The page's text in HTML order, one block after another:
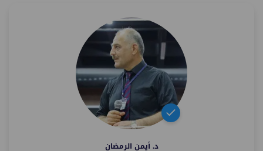
د. أيمن الرمضان